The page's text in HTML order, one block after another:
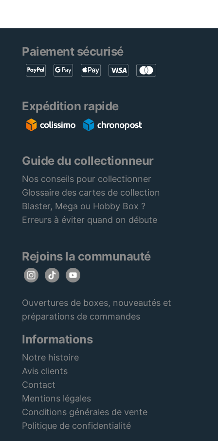
Paiement sécurisé
Expédition rapide
Guide du collectionneur
Nos conseils pour collectionner
Glossaire des cartes de collection
Blaster, Mega ou Hobby Box ?
Erreurs à éviter quand on débute
Rejoins la communauté
Ouvertures de boxes, nouveautés et
préparations de commandes
Informations
Notre histoire
Avis clients
Contact
Mentions légales
Conditions générales de vente
Politique de confidentialité